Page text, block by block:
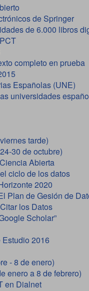
de Springer
de 6.000 libros
completo en prueba
Españolas (UNE)
universidades
tarde)
30 de octubre)
Abierta
ciclo de los datos
2020
Plan de Gesión de
los Datos
Scholar”
2016
- 8 de enero)
enero a 8 de febrero)
en Dialnet